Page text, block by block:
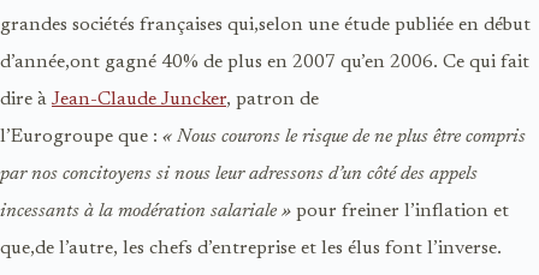
grandes sociétés françaises qui,selon une étude publiée en début
d’année,ont gagné 40% de plus en 2007 qu’en 2006. Ce qui fait
dire à Jean-Claude Juncker, patron de
l’Eurogroupe que : « Nous courons le risque de ne plus être compris
par nos concitoyens si nous leur adressons d’un côté des appels
incessants à la modération salariale » pour freiner l’inflation et
que,de l’autre, les chefs d’entreprise et les élus font l’inverse.